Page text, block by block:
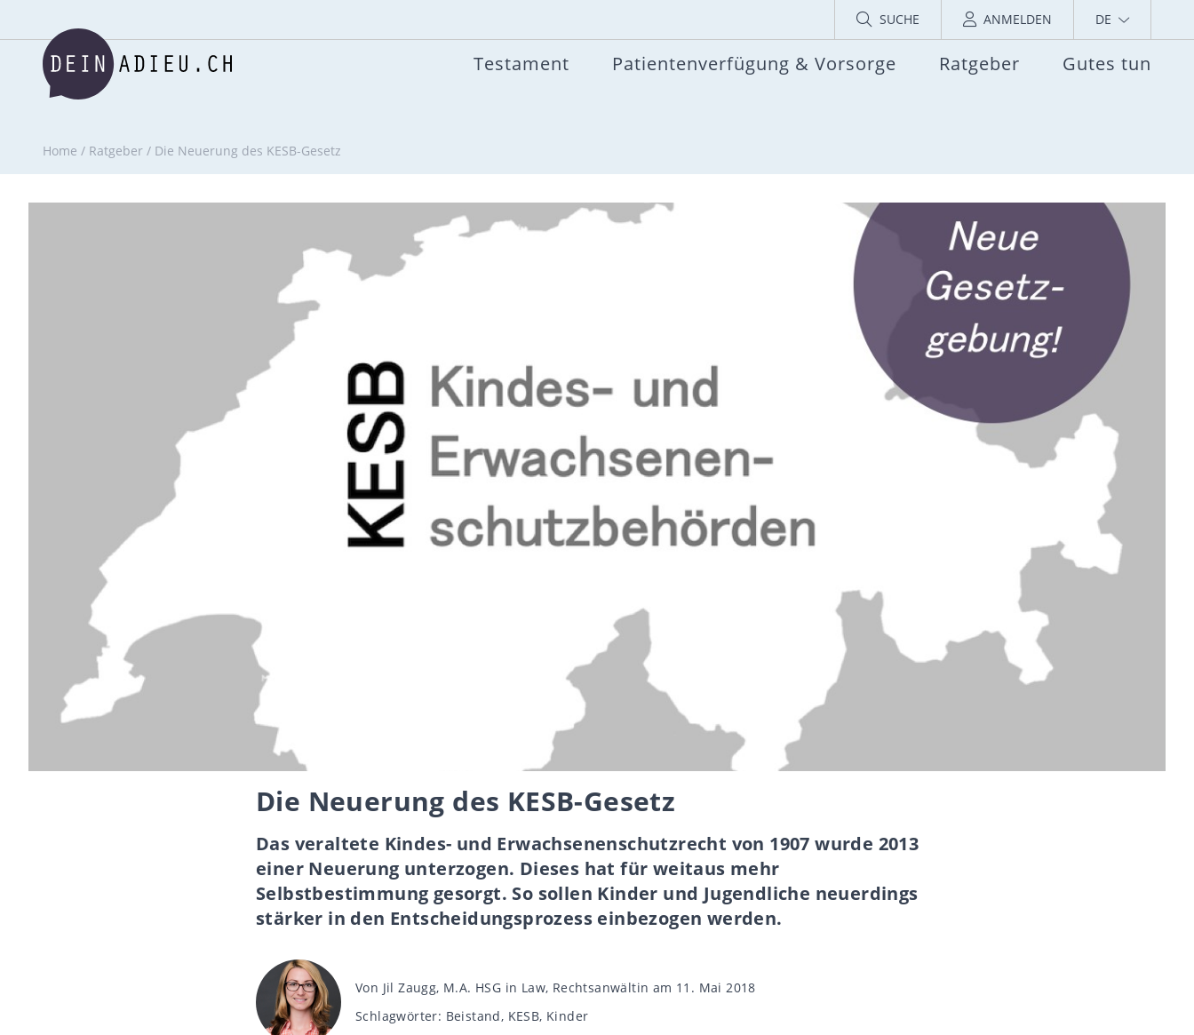
SUCHE ANMELDEN DE
Testament Patientenverfügung & Vorsorge Ratgeber Gutes tun
Home / Ratgeber / Die Neuerung des KESB-Gesetz
Die Neuerung des KESB-Gesetz
Das veraltete Kindes- und Erwachsenenschutzrecht von 1907 wurde 2013
einer Neuerung unterzogen. Dieses hat für weitaus mehr
Selbstbestimmung gesorgt. So sollen Kinder und Jugendliche neuerdings
stärker in den Entscheidungsprozess einbezogen werden.
Beitragsautor
Von Jil Zaugg, M.A. HSG in Law, Rechtsanwältin am 11. Mai 2018
Schlagwörter
Schlagwörter: Beistand, KESB, Kinder